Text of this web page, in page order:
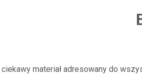
materiał adresowany do